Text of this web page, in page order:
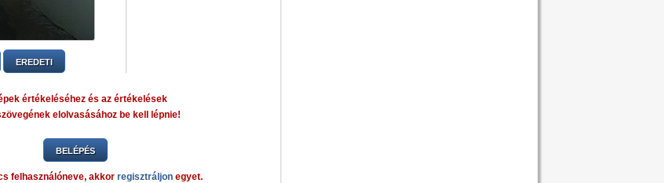
EREDETI
értékeléséhez és az értékelések
elolvasásához be kell lépnie!
BELÉPÉS
felhasználóneve, akkor regisztráljon egyet.